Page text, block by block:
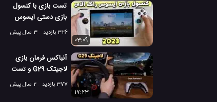
تست بازی با کنسول
بازی دستی ایسوس
راگ الای 2023
326 بازدید
3 سال پیش
03:09
آنباکس فرمان بازی
لاجیتک G29 و تست
بازی گرن توریسمو با
377 بازدید
2 سال پیش
17:23